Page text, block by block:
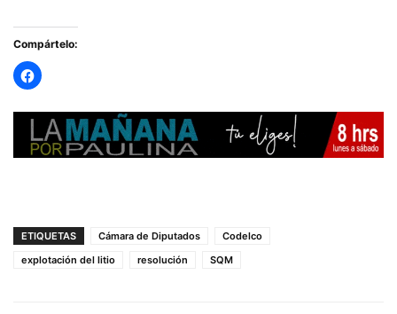
Compártelo:
ETIQUETAS Cámara de Diputados
Codelco
explotación del litio
resolución SQM